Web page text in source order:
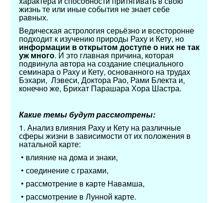
жизнь те или иные события не знает себе
равных.
Ведическая астрология серьёзно и всесторонне
подходит к изучению природы Раху и Кету, но
информации в открытом доступе о них не так
уж много. И это главная причина, которая
подвинула автора на создание специального
семинара о Раху и Кету, основанного на трудах
Бэхари, Лэвеси, Доктора Рао, Рами Блекта и,
конечно же, Брихат Парашара Хора Шастра.
Какие темы будут рассмотрены:
1. Анализ влияния Раху и Кету на различные
сферы жизни в зависимости от их положения в
натальной карте:
• влияние на дома и знаки,
• соединение с грахами,
• рассмотрение в карте Навамша,
• рассмотрение в Лунной карте.